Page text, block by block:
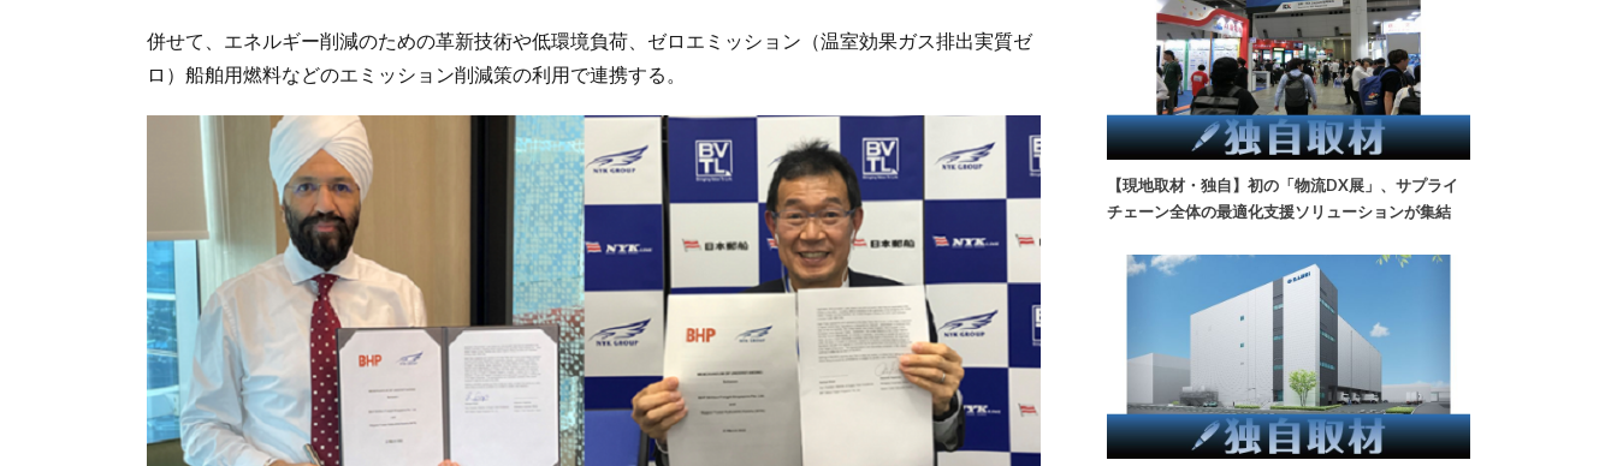
併せて、エネルギー削減のための革新技術や低環境負荷、ゼロエミッション（温室効果ガス排出実質ゼ
ロ）船舶用燃料などのエミッション削減策の利用で連携する。
【現地取材・独自】初の「物流DX展」、サプライ
チェーン全体の最適化支援ソリューションが集結